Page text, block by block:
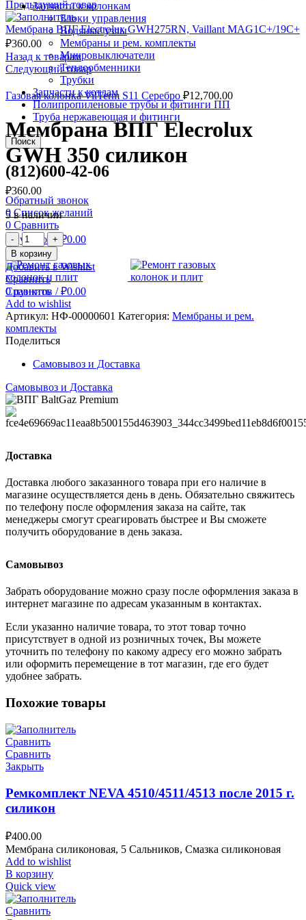
Запчасти к колонкам
Блоки управления
Водяные узлы
Мембраны и рем. комплекты
Микровыключатели
Теплообменники
Трубки
Запчасти к котлам
Полипропиленовые трубы и фитинги ПП
Труба нержавеющая и фитинги
Поиск
(812)600-42-06
Обратный звонок
0 Список желаний
0 Сравнить
0 пунктов / ₽0.00
Меню
0пунктов / ₽0.00
Предыдущий товар
Мембрана ВПГ Electrolux GWH275RN, Vaillant MAG1C+/19C+
₽360.00
Назад к товарам
Следующий товар
Газовая колонка VilTerm S11 Серебро ₽12,700.00
Мембрана ВПГ Elecrolux
GWH 350 силикон
₽360.00
5 в наличии
Количество
Мембрана
ВПГ
Elecrolux
GWH
350
силикон
В корзину
Добавить в Wishlist
Сравнить
Сравнить
Add to wishlist
Артикул: НФ-00000601 Категория: Мембраны и рем.
комплекты
Поделиться
Самовывоз и Доставка
Самовывоз и Доставка
Доставка
Доставка любого заказанного товара при его наличие в
магазине осуществляется день в день. Обязательно свяжитесь
по телефону после оформления заказа на сайте, так
менеджеры смогут среагировать быстрее и Вы сможете
получить оборудование в день заказа.
Самовывоз
Забрать оборудование можно сразу после оформления заказа в
интернет магазине по адресам указанным в контактах.
Если указанно наличие товара, то этот товар точно
присутствует в одной из розничных точек, Вы можете
уточнить по телефону по какому адресу его можно забрать
или оформить перемещение в тот магазин, где его будет
удобнее забрать.
Похожие товары
Сравнить
Сравнить
Закрыть
Ремкомплект NEVA 4510/4511/4513 после 2015 г.
силикон
₽400.00
Мембрана силиконовая, 5 Сальников, Смазка силиконовая
Add to wishlist
В корзину
Quick view
Сравнить